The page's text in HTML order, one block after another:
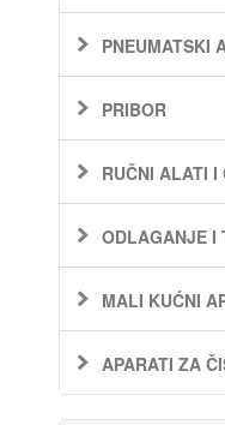
PNEUMATSKI
PRIBOR
RUČNI ALATI I
ODLAGANJE I
MALI KUĆNI
APARATI ZA